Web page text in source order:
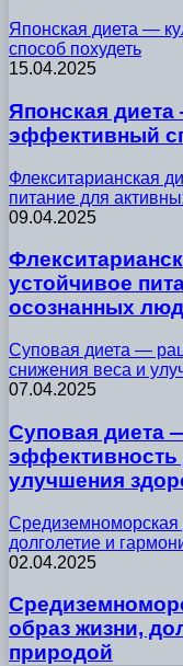
Японская диета —
способ похудеть
15.04.2025
Японская
эффективный
Флекситарианская
питание для
09.04.2025
устойчивое
осознанных
Суповая диета —
снижения веса и
07.04.2025
Суповая диета
эффективность
улучшения
долголетие и
02.04.2025
образ жизни,
природой